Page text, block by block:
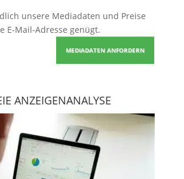
unsere Mediadaten und Preise
E-Mail-Adresse genügt.
MEDIADATEN ANFORDERN
ANZEIGENANALYSE